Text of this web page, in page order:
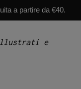
a partire da €40.
illustrati e